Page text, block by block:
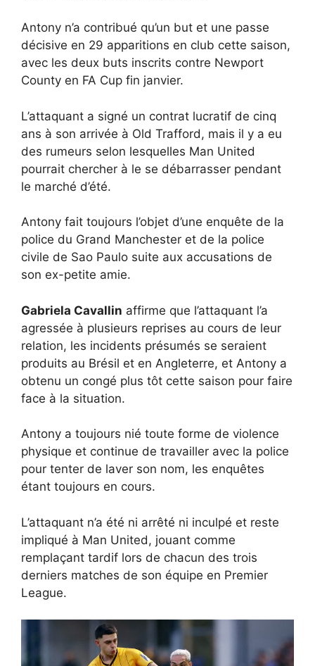
Antony n’a contribué qu’un but et une passe
décisive en 29 apparitions en club cette saison,
avec les deux buts inscrits contre Newport
County en FA Cup fin janvier.
L’attaquant a signé un contrat lucratif de cinq
ans à son arrivée à Old Trafford, mais il y a eu
des rumeurs selon lesquelles Man United
pourrait chercher à le se débarrasser pendant
le marché d’été.
Antony fait toujours l’objet d’une enquête de la
police du Grand Manchester et de la police
civile de Sao Paulo suite aux accusations de
son ex-petite amie.
Gabriela Cavallin affirme que l’attaquant l’a
agressée à plusieurs reprises au cours de leur
relation, les incidents présumés se seraient
produits au Brésil et en Angleterre, et Antony a
obtenu un congé plus tôt cette saison pour faire
face à la situation.
Antony a toujours nié toute forme de violence
physique et continue de travailler avec la police
pour tenter de laver son nom, les enquêtes
étant toujours en cours.
L’attaquant n’a été ni arrêté ni inculpé et reste
impliqué à Man United, jouant comme
remplaçant tardif lors de chacun des trois
derniers matches de son équipe en Premier
League.